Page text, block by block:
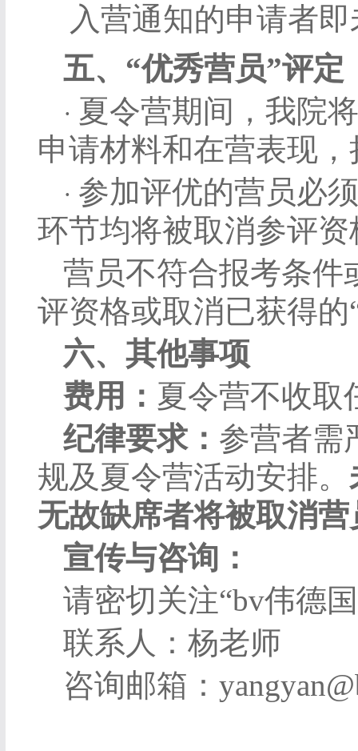
入营通知的申请者
五、 “优秀营员”评定
· 夏令营期间，我院
申请材料和在营表现
· 参加评优的营员必
环节均将被取消参评资
营员不符合报考条件
评资格或取消已获得的
六、其他事项
费用： 夏令营不收取
纪律要求： 参营者需
规及夏令营活动安排。
无故缺席者将被取消
宣传与咨询：
请密切关注“bv伟德
联系人：杨老师
咨询邮箱：